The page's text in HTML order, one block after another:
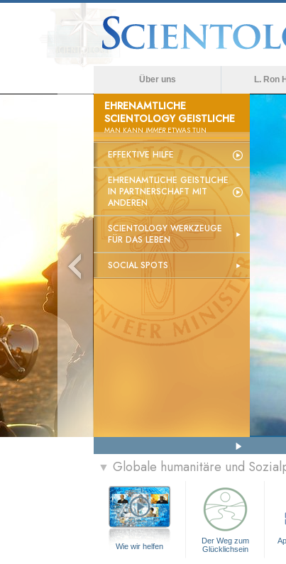
Über uns L. Ron
EHRENAMTLICHE
SCIENTOLOGY GEISTLICHE
MAN KANNIMMERETWAS TUN
EFFEKTIVE HILFE
EHRENAMTLICHE GEISTLICHE
IN PARTNERSCHAFT MIT
ANDEREN
SCIENTOLOGY WERKZEUGE
FÜR DAS LEBEN
SOCIAL SPOTS
▼ Globale humanitäre und
Wie wir helfen
Der Weg zum
Glücklichsein